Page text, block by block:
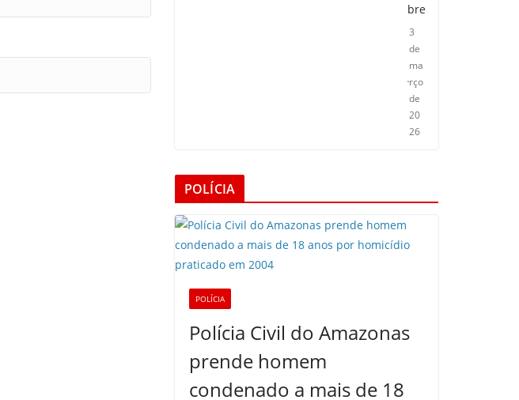
bre
3
de
ma
rço
de
20
26
POLÍCIA
POLÍCIA
Polícia Civil do Amazonas
prende homem
condenado a mais de 18